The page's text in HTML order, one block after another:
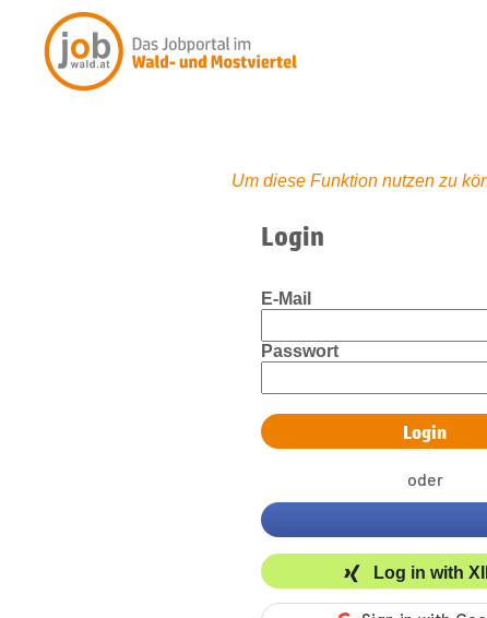
Um diese Funktion nutzen zu
Login
E-Mail
Passwort
oder
Log in with